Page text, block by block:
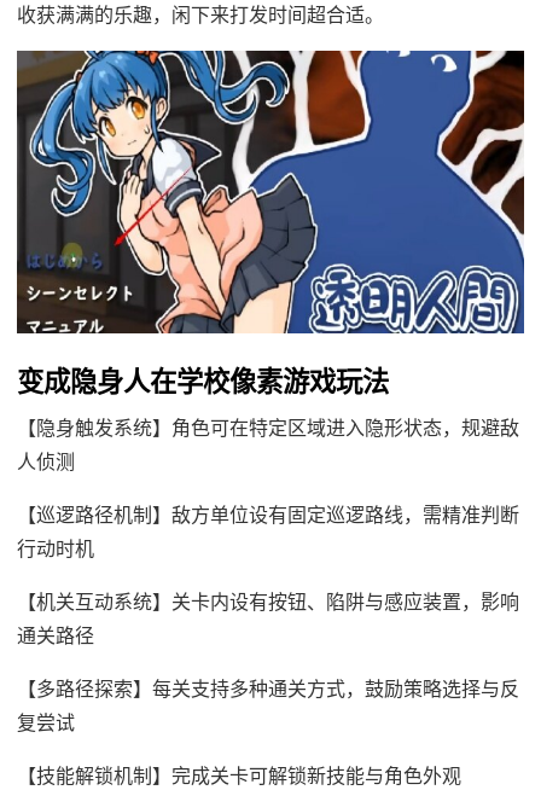
收获满满的乐趣，闲下来打发时间超合适。
变成隐身人在学校像素游戏玩法
【隐身触发系统】角色可在特定区域进入隐形状态，规避敌
人侦测
【巡逻路径机制】敌方单位设有固定巡逻路线，需精准判断
行动时机
【机关互动系统】关卡内设有按钮、陷阱与感应装置，影响
通关路径
【多路径探索】每关支持多种通关方式，鼓励策略选择与反
复尝试
【技能解锁机制】完成关卡可解锁新技能与角色外观